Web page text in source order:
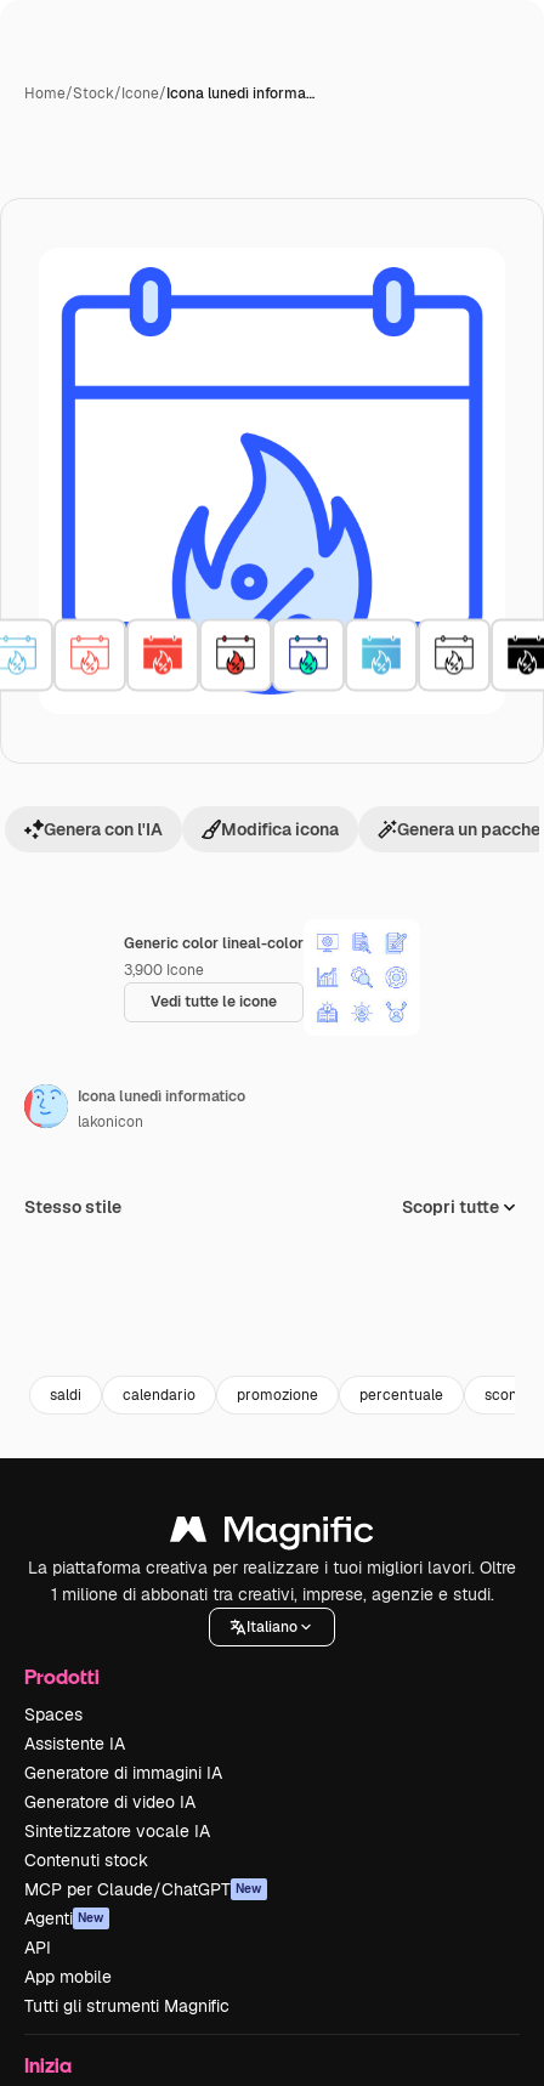
Home/Stock/Icone/Icona lunedì informa…
Generic color lineal-color
3,900 Icone
Vedi tutte le icone
Genera con l'IA Modifica icona Genera un
Icona lunedì informatico
lakonicon
Stesso stile Scopri tutte
saldi calendario promozione percentuale sconto
La piattaforma creativa per realizzare i tuoi migliori lavori. Oltre
1 milione di abbonati tra creativi, imprese, agenzie e studi.
Italiano
Prodotti
Spaces
Assistente IA
Generatore di immagini IA
Generatore di video IA
Sintetizzatore vocale IA
Contenuti stock
MCP per Claude/ChatGPT New
Agenti New
API
App mobile
Tutti gli strumenti Magnific
Inizia